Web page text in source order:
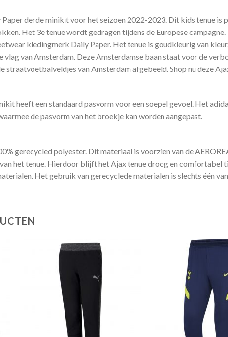
Paper derde minikit voor het seizoen 2022-2023. Dit kids tenue
Het 3e tenue wordt gedragen tijdens de Europese
kledingmerk Daily Paper. Het tenue is goudkleurig van
vlag van Amsterdam. Deze Amsterdamse baan staat voor de
straatvoetbalveldjes van Amsterdam afgebeeld. Shop nu deze
heeft een standaard pasvorm voor een soepel gevoel. Het
de pasvorm van het broekje kan worden aangepast.
gerecycled polyester. Dit materiaal is voorzien van de
het tenue. Hierdoor blijft het Ajax tenue droog en comfortabel
Het gebruik van gerecyclede materialen is slechts één